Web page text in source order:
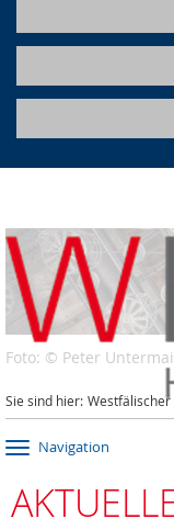
Foto: © Peter
Sie sind hier:
Navigation